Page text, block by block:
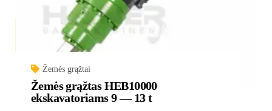
Žemės grąžtai
Žemės grąžtas HEB10000
ekskavatoriams 9 — 13 t